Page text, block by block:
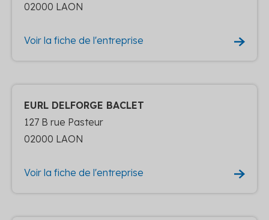
02000 LAON
Voir la fiche de l'entreprise
EURL DELFORGE BACLET
127 B rue Pasteur
02000 LAON
Voir la fiche de l'entreprise